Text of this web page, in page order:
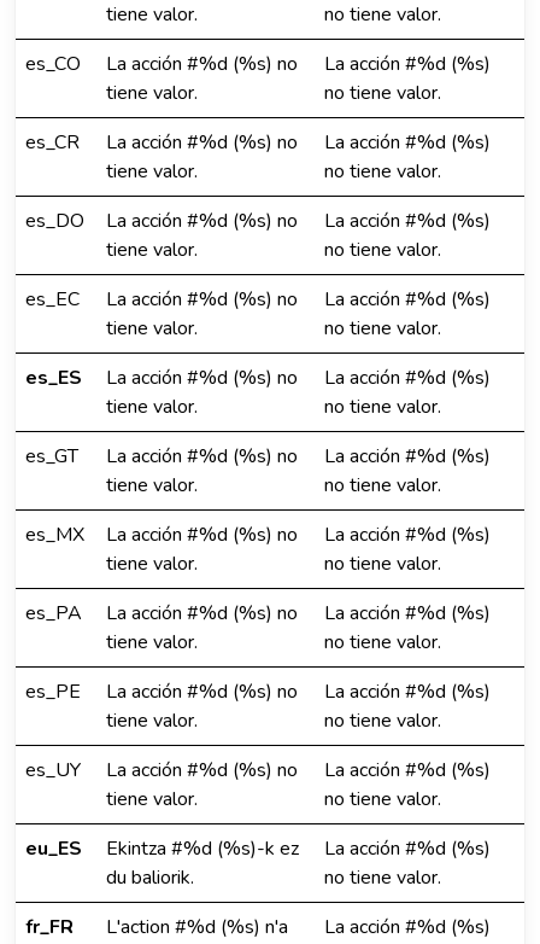
tiene valor.
no tiene valor.
es_CO
La acción #%d (%s) no
tiene valor.
La acción #%d (%s)
no tiene valor.
es_CR
La acción #%d (%s) no
tiene valor.
La acción #%d (%s)
no tiene valor.
es_DO
La acción #%d (%s) no
tiene valor.
La acción #%d (%s)
no tiene valor.
es_EC
La acción #%d (%s) no
tiene valor.
La acción #%d (%s)
no tiene valor.
es_ES
La acción #%d (%s) no
tiene valor.
La acción #%d (%s)
no tiene valor.
es_GT
La acción #%d (%s) no
tiene valor.
La acción #%d (%s)
no tiene valor.
es_MX
La acción #%d (%s) no
tiene valor.
La acción #%d (%s)
no tiene valor.
es_PA
La acción #%d (%s) no
tiene valor.
La acción #%d (%s)
no tiene valor.
es_PE
La acción #%d (%s) no
tiene valor.
La acción #%d (%s)
no tiene valor.
es_UY
La acción #%d (%s) no
tiene valor.
La acción #%d (%s)
no tiene valor.
eu_ES
Ekintza #%d (%s)-k ez
du baliorik.
La acción #%d (%s)
no tiene valor.
fr_FR
L'action #%d (%s) n'a
La acción #%d (%s)